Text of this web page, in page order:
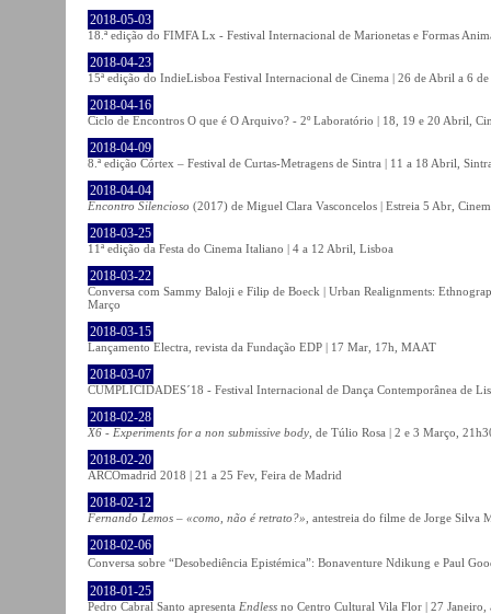
2018-05-03
18.ª edição do FIMFA Lx - Festival Internacional de Marionetas e Formas
2018-04-23
15ª edição do IndieLisboa Festival Internacional de Cinema | 26 de Abril a 6
2018-04-16
Ciclo de Encontros O que é O Arquivo? - 2º Laboratório | 18, 19 e 20 Abril,
2018-04-09
8.ª edição Córtex – Festival de Curtas-Metragens de Sintra | 11 a 18 Abril,
2018-04-04
Encontro Silencioso (2017) de Miguel Clara Vasconcelos | Estreia 5 Abr,
2018-03-25
11ª edição da Festa do Cinema Italiano | 4 a 12 Abril, Lisboa
2018-03-22
Conversa com Sammy Baloji e Filip de Boeck | Urban Realignments:
Março
2018-03-15
Lançamento Electra, revista da Fundação EDP | 17 Mar, 17h, MAAT
2018-03-07
CUMPLICIDADES´18 - Festival Internacional de Dança Contemporânea de
2018-02-28
X6 - Experiments for a non submissive body , de Túlio Rosa | 2 e 3 Março,
2018-02-20
ARCOmadrid 2018 | 21 a 25 Fev, Feira de Madrid
2018-02-12
Fernando Lemos – «como, não é retrato?» , antestreia do filme de Jorge Silva
2018-02-06
Conversa sobre “Desobediência Epistémica”: Bonaventure Ndikung e Paul
2018-01-25
Pedro Cabral Santo apresenta Endless no Centro Cultural Vila Flor | 27 Janeiro,